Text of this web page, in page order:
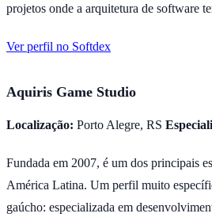
projetos onde a arquitetura de software
Ver perfil no Softdex
Aquiris Game Studio
Localização: Porto Alegre, RS
Fundada em 2007, é um dos principais
América Latina. Um perfil muito
gaúcho: especializada em